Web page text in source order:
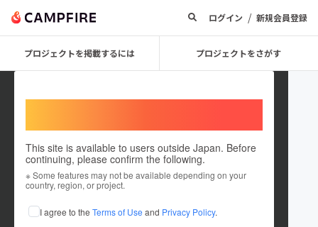
ログイン / 新規会員登録
プロジェクトを掲載するには プロジェクトをさがす
This site is available to users outside Japan. Before
continuing, please confirm the following.
※ Some features may not be available depending on your
country, region, or project.
I agree to the Terms of Use and Privacy Policy.
aimee
これまでに1件のプロジェクトを投稿しています